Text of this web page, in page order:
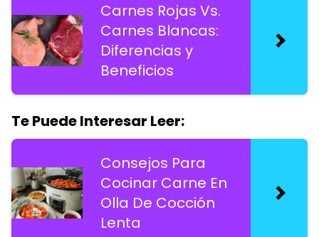
Carnes Rojas Vs.
Carnes Blancas:
Diferencias y
Beneficios
Te Puede Interesar Leer:
Consejos Para
Cocinar Carne En
Olla De Cocción
Lenta